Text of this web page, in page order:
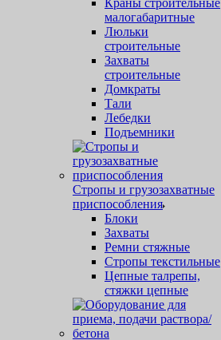
Краны строительные
малогабаритные
Люльки
строительные
Захваты
строительные
Домкраты
Тали
Лебедки
Подъемники
Стропы и грузозахватные
приспособления
Блоки
Захваты
Ремни стяжные
Стропы текстильные
Цепные талрепы,
стяжки цепные